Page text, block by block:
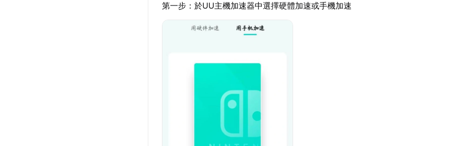
第一步：於UU主機加速器中選擇硬體加速或手機加速